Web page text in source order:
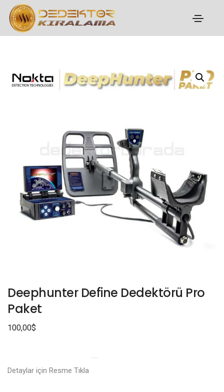
Deephunter Define Dedektörü Pro
Paket
100,00$
Detaylar için Resme Tıkla